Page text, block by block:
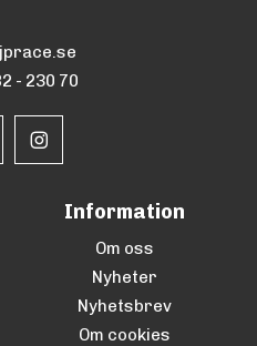
- 230 70
Information
Om oss
Nyheter
Nyhetsbrev
Om cookies